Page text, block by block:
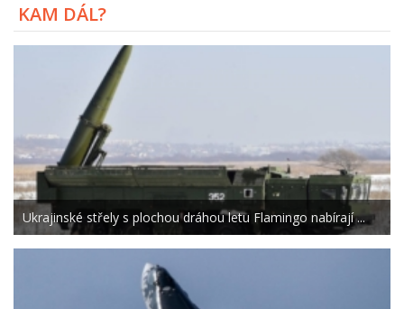
KAM DÁL?
Ukrajinské střely s plochou dráhou letu Flamingo nabírají ...